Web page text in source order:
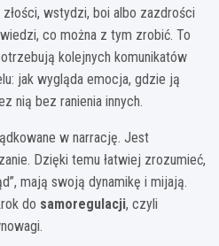
wstydzi, boi albo zazdrości
co można z tym zrobić. To
kolejnych komunikatów
jak wygląda emocja, gdzie ją
nią bez ranienia innych.
w narrację. Jest
Dzięki temu łatwiej zrozumieć,
mają swoją dynamikę i mijają.
do samoregulacji, czyli